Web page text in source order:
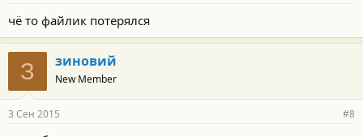
чё то файлик потерялся
З зиновий
New Member
3 Сен 2015 #8